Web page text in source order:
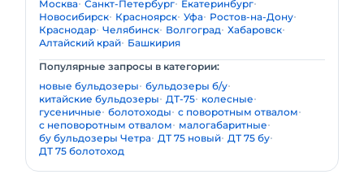
Москва Санкт-Петербург Екатеринбург
Новосибирск Красноярск Уфа Ростов-на-Дону
Краснодар Челябинск Волгоград Хабаровск
Алтайский край Башкирия
Популярные запросы в категории:
новые бульдозеры бульдозеры б/у
китайские бульдозеры ДТ-75 колесные
гусеничные болотоходы с поворотным отвалом
с неповоротным отвалом
малогабаритные
бу бульдозеры Четра ДТ 75 новый ДТ 75 бу
ДТ 75 болотоход